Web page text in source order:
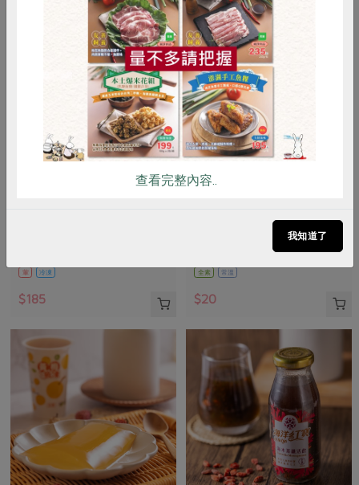
葷 冷凍
$185
豐喜食品股份有限公司
全素 常溫
$20
RPET 食譜 減硝酸鹽
雞蛋 食安 共同購買
查看完整內容..
我知道了